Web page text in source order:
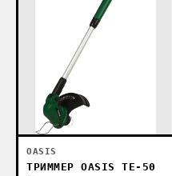
OASIS
ТРИММЕР OASIS TE-50